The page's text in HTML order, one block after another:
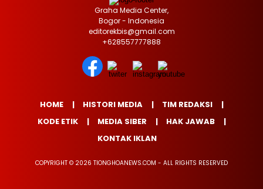
Graha Media Center,
Bogor - Indonesia
editorekbis@gmail.com
+628557777888
HOME HISTORI MEDIA
TIM REDAKSI
KODE ETIK
MEDIA SIBER
HAK JAWAB
KONTAK IKLAN
COPYRIGHT © 2026 TIONGHOANEWS.COM - ALL RIGHTS RESERVED